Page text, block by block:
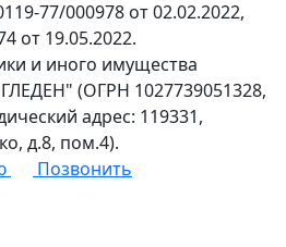
77/000978 от 02.02.2022,
от 19.05.2022.
и иного имущества
(ОГРН 1027739051328,
адрес: 119331,
д.8, пом.4).
Позвонить